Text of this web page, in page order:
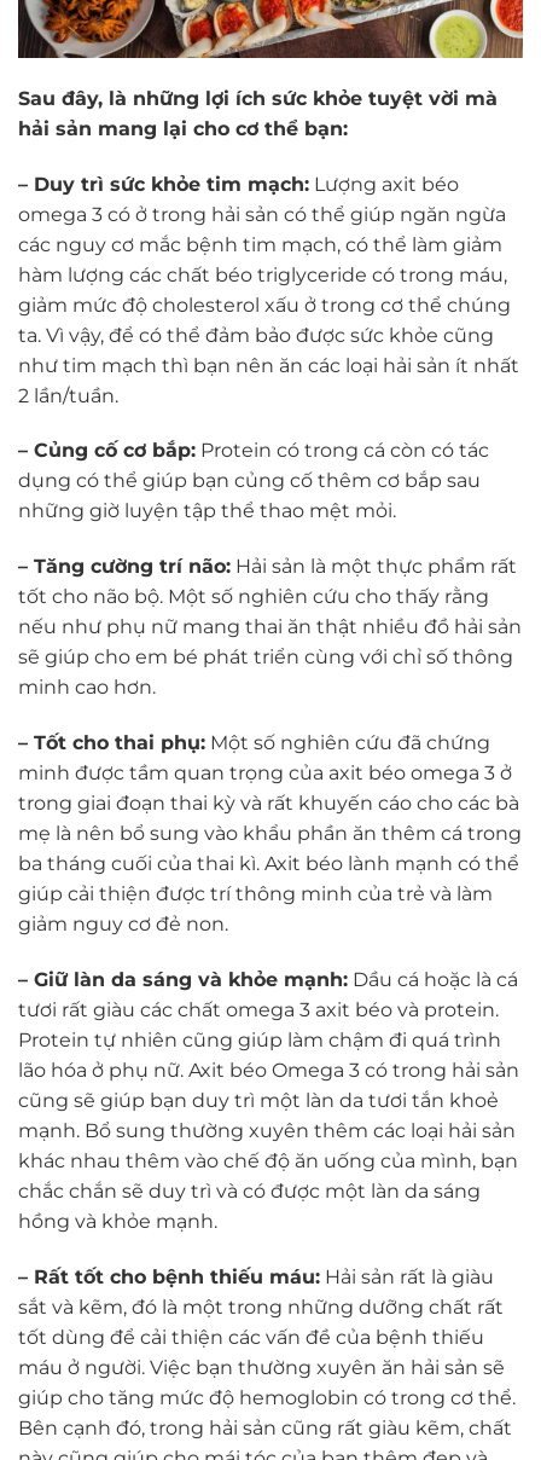
Sau đây, là những lợi ích sức khỏe tuyệt vời mà
hải sản mang lại cho cơ thể bạn:
– Duy trì sức khỏe tim mạch: Lượng axit béo
omega 3 có ở trong hải sản có thể giúp ngăn ngừa
các nguy cơ mắc bệnh tim mạch, có thể làm giảm
hàm lượng các chất béo triglyceride có trong máu,
giảm mức độ cholesterol xấu ở trong cơ thể chúng
ta. Vì vậy, để có thể đảm bảo được sức khỏe cũng
như tim mạch thì bạn nên ăn các loại hải sản ít nhất
2 lần/tuần.
– Củng cố cơ bắp: Protein có trong cá còn có tác
dụng có thể giúp bạn củng cố thêm cơ bắp sau
những giờ luyện tập thể thao mệt mỏi.
– Tăng cường trí não: Hải sản là một thực phẩm rất
tốt cho não bộ. Một số nghiên cứu cho thấy rằng
nếu như phụ nữ mang thai ăn thật nhiều đồ hải sản
sẽ giúp cho em bé phát triển cùng với chỉ số thông
minh cao hơn.
– Tốt cho thai phụ: Một số nghiên cứu đã chứng
minh được tầm quan trọng của axit béo omega 3 ở
trong giai đoạn thai kỳ và rất khuyến cáo cho các bà
mẹ là nên bổ sung vào khẩu phần ăn thêm cá trong
ba tháng cuối của thai kì. Axit béo lành mạnh có thể
giúp cải thiện được trí thông minh của trẻ và làm
giảm nguy cơ đẻ non.
– Giữ làn da sáng và khỏe mạnh: Dầu cá hoặc là cá
tươi rất giàu các chất omega 3 axit béo và protein.
Protein tự nhiên cũng giúp làm chậm đi quá trình
lão hóa ở phụ nữ. Axit béo Omega 3 có trong hải sản
cũng sẽ giúp bạn duy trì một làn da tươi tắn khoẻ
mạnh. Bổ sung thường xuyên thêm các loại hải sản
khác nhau thêm vào chế độ ăn uống của mình, bạn
chắc chắn sẽ duy trì và có được một làn da sáng
hồng và khỏe mạnh.
– Rất tốt cho bệnh thiếu máu: Hải sản rất là giàu
sắt và kẽm, đó là một trong những dưỡng chất rất
tốt dùng để cải thiện các vấn đề của bệnh thiếu
máu ở người. Việc bạn thường xuyên ăn hải sản sẽ
giúp cho tăng mức độ hemoglobin có trong cơ thể.
Bên cạnh đó, trong hải sản cũng rất giàu kẽm, chất